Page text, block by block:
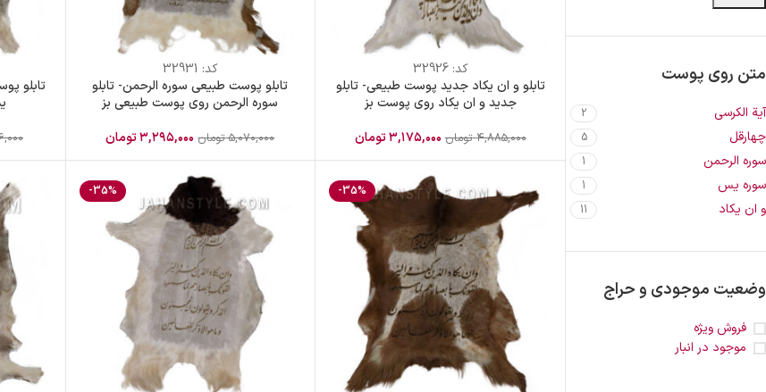
متن روی پوست
آیة الکرسی 2
چهارقل 5
سوره الرحمن 1
سوره یس 1
و ان یکاد 11
وضعیت موجودی و حراج
فروش ویژه
موجود در انبار
کد:32926
تابلو و ان یکاد جدید پوست طبیعی- تابلو
جدید و ان یکاد روی پوست بز
۴,۸۸۵,۰۰۰ تومان ۳,۱۷۵,۰۰۰تومان
کد: 32931
تابلو پوست طبیعی سوره الرحمن- تابلو
سوره الرحمن روی پوست طبیعی بز
۵,۰۷۰,۰۰۰ تومان ۳,۲۹۵,۰۰۰تومان
تابلو
-35%
-35%